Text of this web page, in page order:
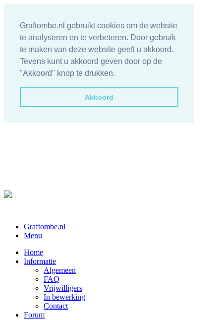
Graftombe.nl gebruikt cookies om de website
te analyseren en te verbeteren. Door gebruik
te maken van deze website geeft u akkoord.
Tevens kunt u akkoord geven door op de
"Akkoord" knop te drukken.
Akkoord
Graftombe.nl
Menu
Home
Informatie
Algemeen
FAQ
Vrijwilligers
In bewerking
Contact
Forum